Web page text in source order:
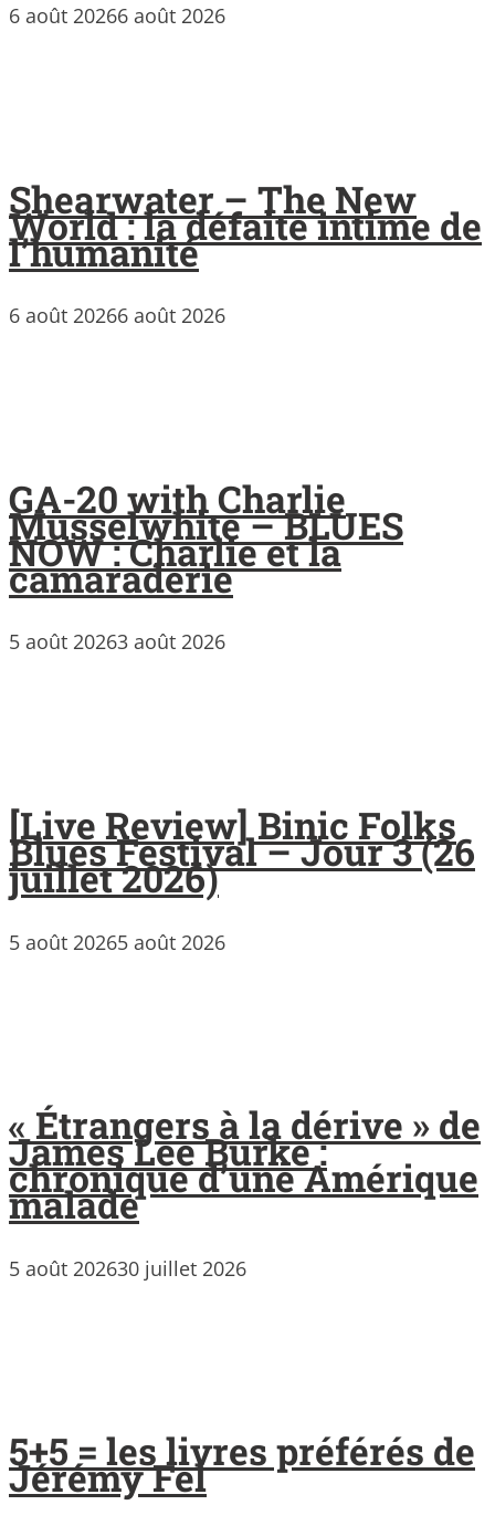
6 août 20266 août 2026
Shearwater – The New
World : la défaite intime de
l’humanité
6 août 20266 août 2026
GA-20 with Charlie
Musselwhite – BLUES
NOW : Charlie et la
camaraderie
5 août 20263 août 2026
[Live Review] Binic Folks
Blues Festival – Jour 3 (26
juillet 2026)
5 août 20265 août 2026
« Étrangers à la dérive » de
James Lee Burke :
chronique d’une Amérique
malade
5 août 202630 juillet 2026
5+5 = les livres préférés de
Jérémy Fel